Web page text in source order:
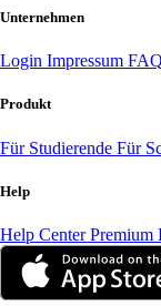
Unternehmen
Login Impressum FAQ
Produkt
Für Studierende Für
Help
Help CenterPremium